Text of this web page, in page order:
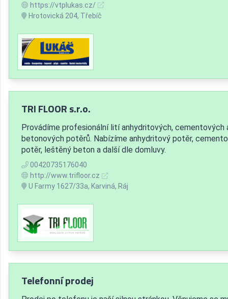
https://vtplukas.cz/
Hrotovická 204, Třebíč
TRI FLOOR s.r.o.
Provádíme profesionální lití anhydritových, cementových
betonových potěrů. Nabízíme anhydritový potěr,
potěr, leštěný beton a další dle domluvy.
00420735176040
http://www.trifloor.cz
U Farmy 1627/33a, Karviná, Ráj
Telefonní prodej